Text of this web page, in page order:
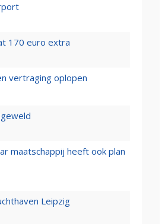
170 euro extra
vertraging oplopen
maatschappij heeft ook plan
Leipzig